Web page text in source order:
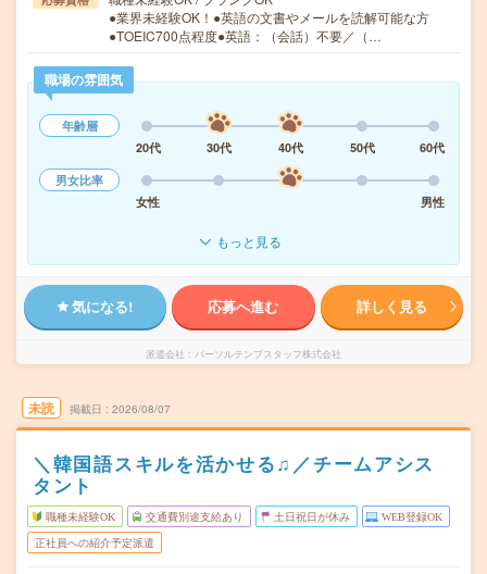
●業界未経験OK！●英語の文書やメールを読解可能な方
●TOEIC700点程度●英語：（会話）不要／（…
職場の雰囲気
年齢層
20代
30代 40代 50代
60代
男女比率
女性
男性
もっと見る
気になる! 応募へ進む 詳しく見る
派遣会社 パーソルテンプスタッフ株式会社
未読 掲載日 2026/08/07
＼韓国語スキルを活かせる♫／チームアシス
タント
職種未経験OK 交通費別途支給あり 土日祝日が休み WEB登録OK
正社員への紹介予定派遣